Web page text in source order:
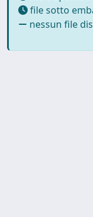
file sotto
nessun file